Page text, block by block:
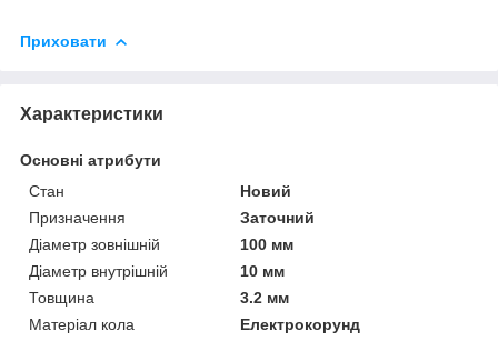
Приховати
Характеристики
Основні атрибути
Стан
Новий
Призначення
Заточний
Діаметр зовнішній
100 мм
Діаметр внутрішній
10 мм
Товщина
3.2 мм
Матеріал кола
Електрокорунд